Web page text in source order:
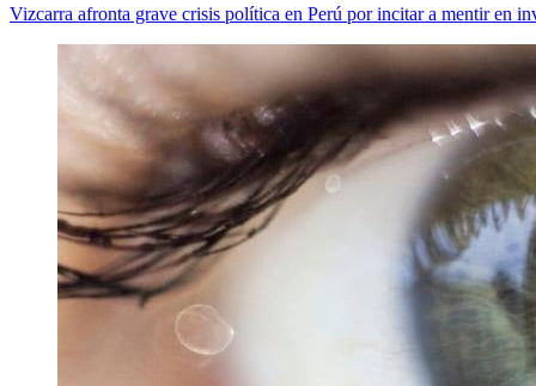
Vizcarra afronta grave crisis política en Perú por incitar a mentir en